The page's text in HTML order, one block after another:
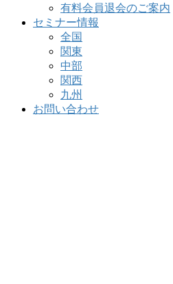
有料会員退会のご案内
セミナー情報
全国
関東
中部
関西
九州
お問い合わせ